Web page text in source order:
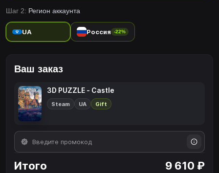
Шаг 2: Регион аккаунта
UA Россия -22%
Ваш заказ
3D PUZZLE - Castle
Steam UA Gift
Итого 9 610 ₽